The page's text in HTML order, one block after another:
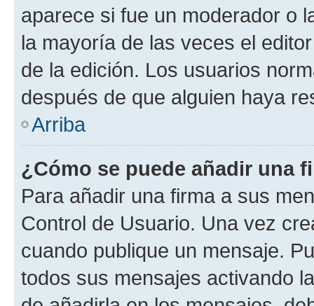
aparece si fue un moderador o
la mayoría de las veces el
de la edición. Los usuarios
después de que alguien haya
Arriba
¿Cómo se puede añadir una
Para añadir una firma a sus
Control de Usuario. Una vez
cuando publique un mensaje.
todos sus mensajes activando